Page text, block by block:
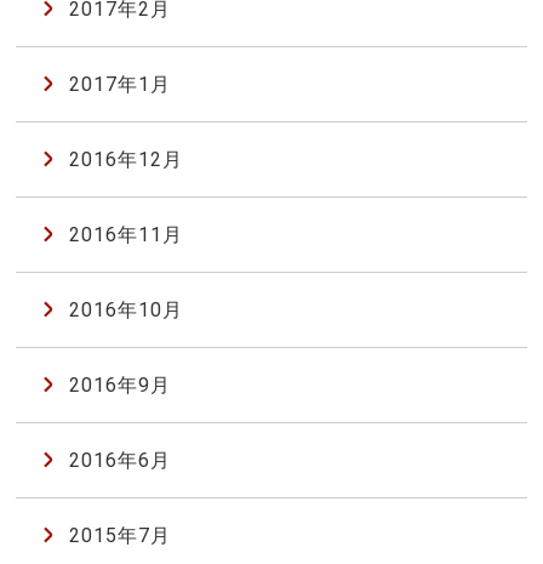
2017年2月
2017年1月
2016年12月
2016年11月
2016年10月
2016年9月
2016年6月
2015年7月